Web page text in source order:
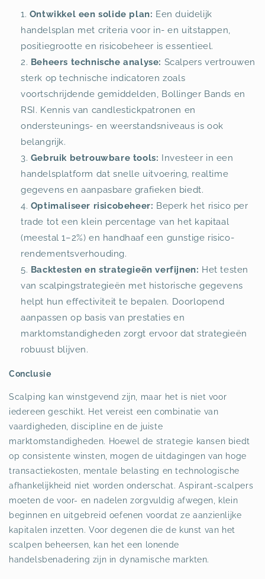
Ontwikkel een solide plan: Een duidelijk
handelsplan met criteria voor in- en uitstappen,
positiegrootte en risicobeheer is essentieel.
Beheers technische analyse: Scalpers vertrouwen
sterk op technische indicatoren zoals
voortschrijdende gemiddelden, Bollinger Bands en
RSI. Kennis van candlestickpatronen en
ondersteunings- en weerstandsniveaus is ook
belangrijk.
Gebruik betrouwbare tools: Investeer in een
handelsplatform dat snelle uitvoering, realtime
gegevens en aanpasbare grafieken biedt.
Optimaliseer risicobeheer: Beperk het risico per
trade tot een klein percentage van het kapitaal
(meestal 1–2%) en handhaaf een gunstige risico-
rendementsverhouding.
Backtesten en strategieën verfijnen: Het testen
van scalpingstrategieën met historische gegevens
helpt hun effectiviteit te bepalen. Doorlopend
aanpassen op basis van prestaties en
marktomstandigheden zorgt ervoor dat strategieën
robuust blijven.
Conclusie
Scalping kan winstgevend zijn, maar het is niet voor
iedereen geschikt. Het vereist een combinatie van
vaardigheden, discipline en de juiste
marktomstandigheden. Hoewel de strategie kansen biedt
op consistente winsten, mogen de uitdagingen van hoge
transactiekosten, mentale belasting en technologische
afhankelijkheid niet worden onderschat. Aspirant-scalpers
moeten de voor- en nadelen zorgvuldig afwegen, klein
beginnen en uitgebreid oefenen voordat ze aanzienlijke
kapitalen inzetten. Voor degenen die de kunst van het
scalpen beheersen, kan het een lonende
handelsbenadering zijn in dynamische markten.